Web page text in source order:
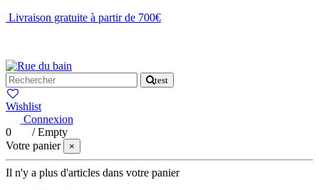
Livraison gratuite à partir de 700€
test
Wishlist
Connexion
0
/Empty
Votre panier
×
Il n'y a plus d'articles dans votre panier